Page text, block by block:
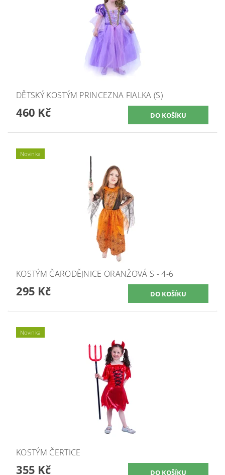
DĚTSKÝ KOSTÝM PRINCEZNA FIALKA (S)
460 Kč
Novinka
KOSTÝM ČARODĚJNICE ORANŽOVÁ S - 4-6
295 Kč
Novinka
KOSTÝM ČERTICE
355 Kč